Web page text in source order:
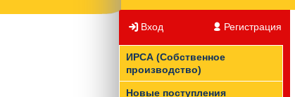
Вход Регистрация
ИРСА (Собственное
производство)
Новые поступления